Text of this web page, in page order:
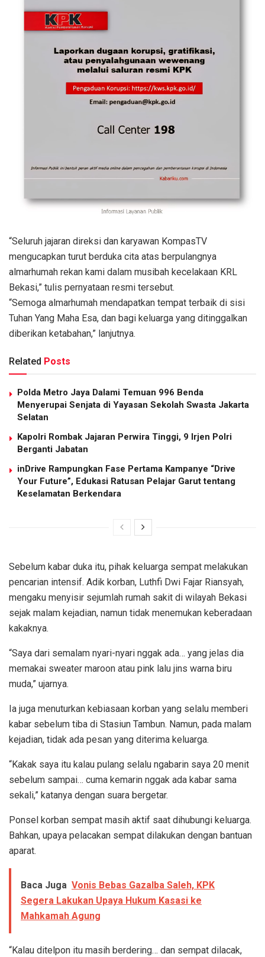
“Seluruh jajaran direksi dan karyawan KompasTV
mengucapkan turut berduka cita atas berpulangnya
almarhumah rekan kami dalam musibah kecelakaan KRL
Bekasi,” tulis pernyataan resmi tersebut.
“Semoga almarhumah mendapatkan tempat terbaik di sisi
Tuhan Yang Maha Esa, dan bagi keluarga yang ditinggalkan
diberikan ketabahan,” lanjutnya.
Related Posts
Polda Metro Jaya Dalami Temuan 996 Benda
Menyerupai Senjata di Yayasan Sekolah Swasta Jakarta
Selatan
Kapolri Rombak Jajaran Perwira Tinggi, 9 Irjen Polri
Berganti Jabatan
inDrive Rampungkan Fase Pertama Kampanye “Drive
Your Future”, Edukasi Ratusan Pelajar Garut tentang
Keselamatan Berkendara
Sebelum kabar duka itu, pihak keluarga sempat melakukan
pencarian intensif. Adik korban, Luthfi Dwi Fajar Riansyah,
mengaku menyisir sejumlah rumah sakit di wilayah Bekasi
sejak malam kejadian, namun tidak menemukan keberadaan
kakaknya.
“Saya dari semalam nyari-nyari nggak ada… yang jelas dia
memakai sweater maroon atau pink lalu jins warna biru
muda,” ujarnya.
Ia juga menuturkan kebiasaan korban yang selalu memberi
kabar sebelum tiba di Stasiun Tambun. Namun, pada malam
kejadian, tidak ada pesan yang diterima keluarga.
“Kakak saya itu kalau pulang selalu ngabarin saya 20 menit
sebelum sampai… cuma kemarin nggak ada kabar sama
sekali,” katanya dengan suara bergetar.
Ponsel korban sempat masih aktif saat dihubungi keluarga.
Bahkan, upaya pelacakan sempat dilakukan dengan bantuan
aparat.
Baca Juga Vonis Bebas Gazalba Saleh, KPK
Segera Lakukan Upaya Hukum Kasasi ke
Mahkamah Agung
“Kalau ditelpon itu masih berdering… dan sempat dilacak,